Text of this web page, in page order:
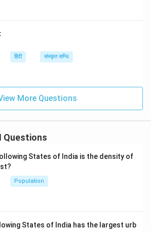
हिंदी संस्कृत सन्धि
More Questions
Questions
States of India is the density of
Population
States of India has the largest urb